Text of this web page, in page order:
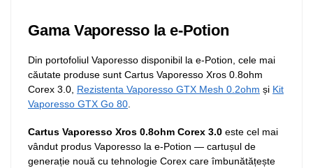
Gama Vaporesso la e-Potion
Din portofoliul Vaporesso disponibil la e-Potion, cele mai
căutate produse sunt Cartus Vaporesso Xros 0.8ohm
Corex 3.0, Rezistenta Vaporesso GTX Mesh 0.2ohm și Kit
Vaporesso GTX Go 80
Cartus Vaporesso Xros 0.8ohm Corex 3.0 este cel mai
vândut produs Vaporesso la e-Potion — cartușul de
generație nouă cu tehnologie Corex care îmbunătățește